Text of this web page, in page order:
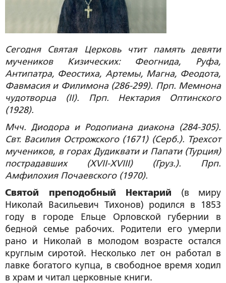
Сегодня Святая Церковь чтит память девяти
мучеников Кизических: Феогнида, Руфа,
Антипатра, Феостиха, Артемы, Магна, Феодота,
Фавмасия и Филимона (286-299). Прп. Мемнона
чудотворца (II). Прп. Нектария Оптинского
(1928).
Мчч. Диодора и Родопиана диакона (284-305).
Свт. Василия Острожского (1671) (Серб.). Трехсот
мучеников, в горах Дудиквати и Папати (Турция)
пострадавших (XVII-XVIII) (Груз.). Прп.
Амфилохия Почаевского (1970).
Святой преподобный Нектарий (в миру
Николай Васильевич Тихонов) родился в 1853
году в городе Ельце Орловской губернии в
бедной семье рабочих. Родители его умерли
рано и Николай в молодом возрасте остался
круглым сиротой. Несколько лет он работал в
лавке богатого купца, в свободное время ходил
в храм и читал церковные книги.